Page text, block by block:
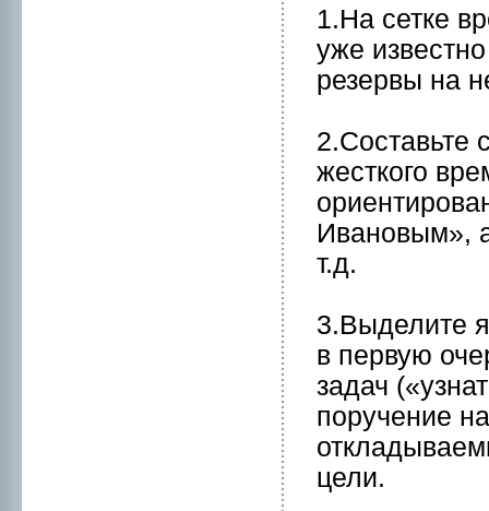
1.На сетке
уже
резервы на
2.Составьте
жесткого
Иванoвым»,
т.д.
3.Выделите
в первую
задач
поручение
цели.